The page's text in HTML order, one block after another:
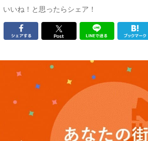
いいね！と思ったらシェア！